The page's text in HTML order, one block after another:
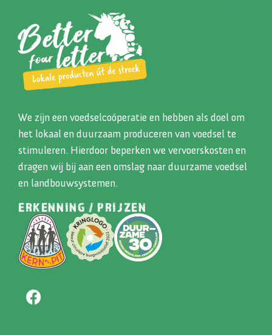
We zijn een voedselcoöperatie en hebben als doel om
het lokaal en duurzaam produceren van voedsel te
stimuleren. Hierdoor beperken we vervoerskosten en
dragen wij bij aan een omslag naar duurzame voedsel
en landbouwsystemen.
ERKENNING / PRIJZEN